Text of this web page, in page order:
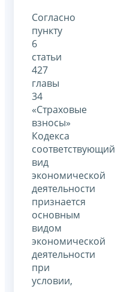
Согласно
пункту
6
статьи
427
главы
34
«Страховые
взносы»
Кодекса
соответствующий
вид
экономической
деятельности
признается
основным
видом
экономической
деятельности
при
условии,